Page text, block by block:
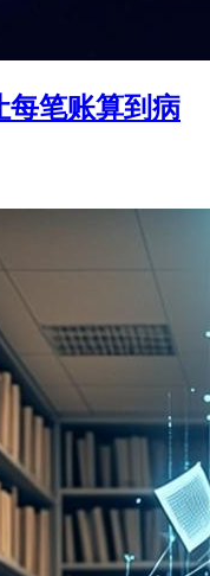
笔账算到病